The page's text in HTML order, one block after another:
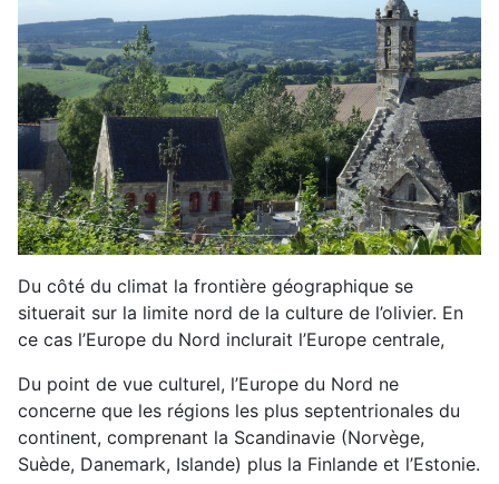
Du côté du climat la frontière géographique se
situerait sur la limite nord de la culture de l’olivier. En
ce cas l’Europe du Nord inclurait l’Europe centrale,
Du point de vue culturel, l’Europe du Nord ne
concerne que les régions les plus septentrionales du
continent, comprenant la Scandinavie (Norvège,
Suède, Danemark, Islande) plus la Finlande et l’Estonie.